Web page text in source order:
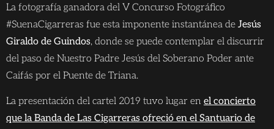
La fotografía ganadora del V Concurso Fotográfico
#SuenaCigarreras fue esta imponente instantánea de Jesús
Giraldo de Guindos, donde se puede contemplar el discurrir
del paso de Nuestro Padre Jesús del Soberano Poder ante
Caifás por el Puente de Triana.
La presentación del cartel 2019 tuvo lugar en el concierto
que la Banda de Las Cigarreras ofreció en el Santuario de